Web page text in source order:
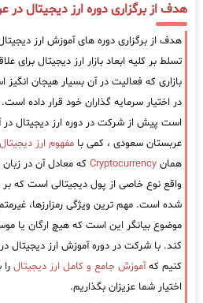
هدف از برگزاری دوره ارز دیجیتال
هدف از برگزاری دوره های آموزش ارز
تسلط بر کلیه ابعاد بازار ارز دیجیتال برای
بازاری که فعالیت در آن بسیار هیجان
در اختیار سرمایه گذاران خود قرار داده
است پیش از شرکت در دوره ارز دیجیتال در
عربستان سعودی ، کمی با مفهوم ارز دیجیتال
همان Cryptocurrency که معادل آن در زبان
واقع نوع خاصی از پول دیجیتالی است که
شده است. مهم ترین ویژگی رمزارزها،
موضوع بیانگر این است که هیچ ارگان یا
کند. با شرکت در دوره آموزش ارز دیجیتال
کنیم کهآموزش جامع و کامل ارز دیجیتال
اختیار شما عزیزان بگذاریم.